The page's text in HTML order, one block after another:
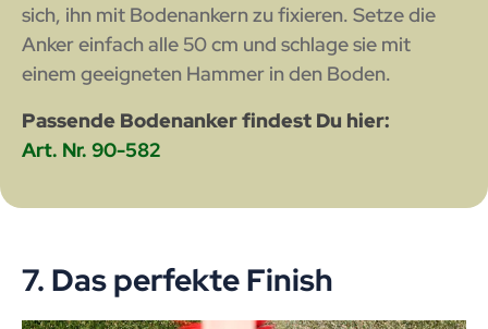
sich, ihn mit Bodenankern zu fixieren. Setze die
Anker einfach alle 50 cm und schlage sie mit
einem geeigneten Hammer in den Boden.
Passende Bodenanker findest Du hier:
Art. Nr. 90-582
7. Das perfekte Finish